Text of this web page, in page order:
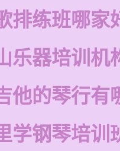
排练班哪家
乐器培训机
他的琴行有
学钢琴培训